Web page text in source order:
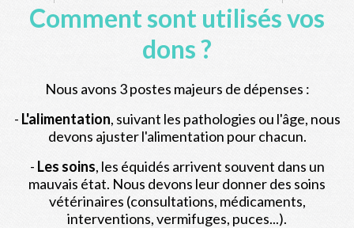
Comment sont utilisés vos
dons ?
Nous avons 3 postes majeurs de dépenses :
- L'alimentation, suivant les pathologies ou l'âge, nous
devons ajuster l'alimentation pour chacun.
- Les soins, les équidés arrivent souvent dans un
mauvais état. Nous devons leur donner des soins
vétérinaires (consultations, médicaments,
interventions, vermifuges, puces...).